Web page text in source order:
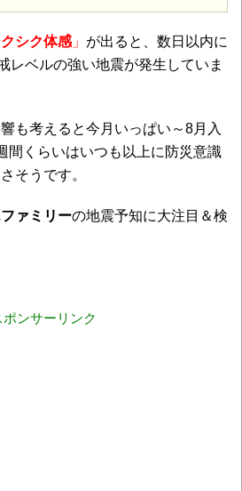
シク体感 」 が出ると、数日以内に
レベルの強い地震が発生していま
も考えると今月いっぱい～8月入
間くらいはいつも以上に防災意識
そうです。
ァミリーの地震予知に大注目＆検
ポンサーリンク